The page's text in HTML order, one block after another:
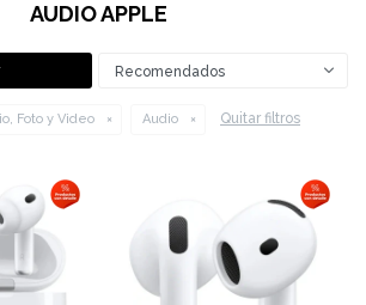
AUDIO APPLE
Recomendados
Foto y Video Audio Quitar filtros